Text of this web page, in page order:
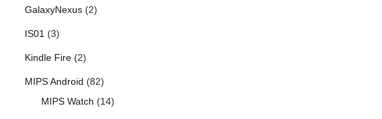
GalaxyNexus(2)
IS01(3)
Kindle Fire(2)
MIPS Android (82)
MIPS Watch (14)